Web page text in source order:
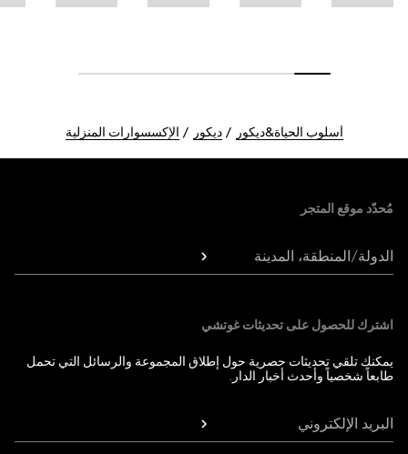
أسلوب الحياة&ديكور ديكور الإكسسوارات المنزلية
مُحدّد موقع المتجر
الدولة/المنطقة، المدينة
اشترك للحصول على تحديثات غوتشي
يمكنك تلقي تحديثات حصرية حول إطلاق المجموعة والرسائل التي تحمل
طابعاً شخصياً وأحدث أخبار الدار.
البريد الإلكتروني